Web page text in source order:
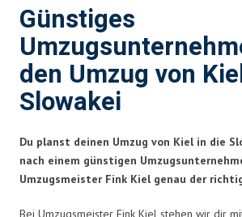
Günstiges
den Umzug von
Slowakei
Du planst deinen Umzug von Kiel in die
nach einem günstigen
Umzugsmeister Fink Kiel genau der
Bei Umzugsmeister Fink Kiel stehen wir dir